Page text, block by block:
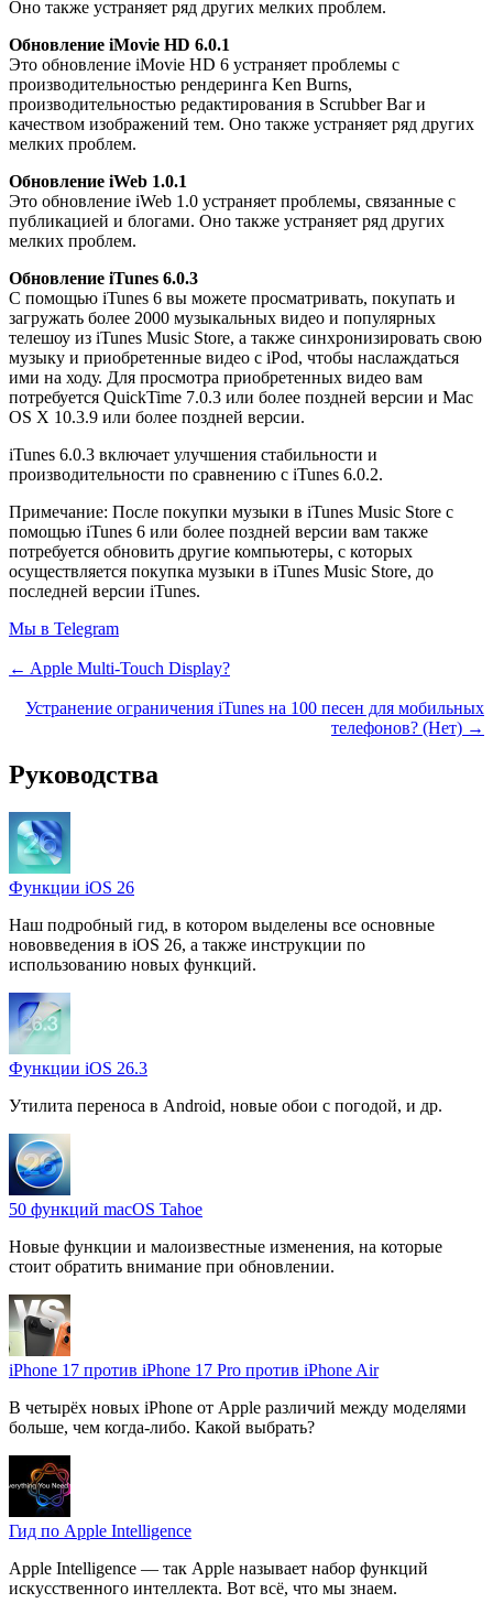
Оно также устраняет ряд других мелких проблем.
Обновление iMovie HD 6.0.1
Это обновление iMovie HD 6 устраняет проблемы с
производительностью рендеринга Ken Burns,
производительностью редактирования в Scrubber Bar и
качеством изображений тем. Оно также устраняет ряд других
мелких проблем.
Обновление iWeb 1.0.1
Это обновление iWeb 1.0 устраняет проблемы, связанные с
публикацией и блогами. Оно также устраняет ряд других
мелких проблем.
Обновление iTunes 6.0.3
С помощью iTunes 6 вы можете просматривать, покупать и
загружать более 2000 музыкальных видео и популярных
телешоу из iTunes Music Store, а также синхронизировать свою
музыку и приобретенные видео с iPod, чтобы наслаждаться
ими на ходу. Для просмотра приобретенных видео вам
потребуется QuickTime 7.0.3 или более поздней версии и Mac
OS X 10.3.9 или более поздней версии.
iTunes 6.0.3 включает улучшения стабильности и
производительности по сравнению с iTunes 6.0.2.
Примечание: После покупки музыки в iTunes Music Store с
помощью iTunes 6 или более поздней версии вам также
потребуется обновить другие компьютеры, с которых
осуществляется покупка музыки в iTunes Music Store, до
последней версии iTunes.
Мы в Telegram
← Apple Multi-Touch Display?
Устранение ограничения iTunes на 100 песен для мобильных
телефонов? (Нет) →
Руководства
Функции iOS 26
Наш подробный гид, в котором выделены все основные
нововведения в iOS 26, а также инструкции по
использованию новых функций.
Функции iOS 26.3
Утилита переноса в Android, новые обои с погодой, и др.
50 функций macOS Tahoe
Новые функции и малоизвестные изменения, на которые
стоит обратить внимание при обновлении.
iPhone 17 против iPhone 17 Pro против iPhone Air
В четырёх новых iPhone от Apple различий между моделями
больше, чем когда-либо. Какой выбрать?
Гид по Apple Intelligence
Apple Intelligence — так Apple называет набор функций
искусственного интеллекта. Вот всё, что мы знаем.